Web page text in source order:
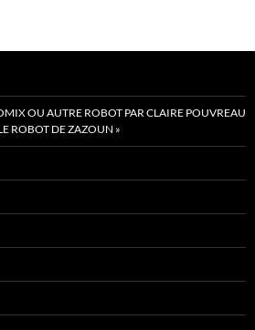
OU AUTRE ROBOT PAR CLAIRE POUVREAU
ROBOT DE ZAZOUN »